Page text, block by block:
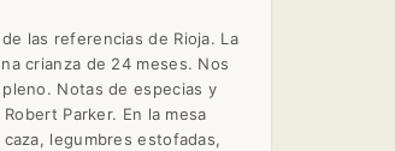
las referencias de Rioja. La
crianza de 24 meses. Nos
Notas de especias y
Parker. En la mesa
legumbres estofadas,